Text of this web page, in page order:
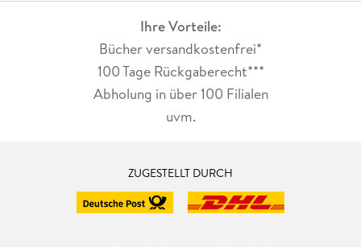
Ihre Vorteile:
Bücher versandkostenfrei*
100 Tage Rückgaberecht***
Abholung in über 100 Filialen
uvm.
ZUGESTELLT DURCH